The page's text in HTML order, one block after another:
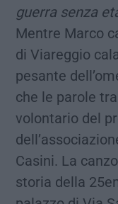
guerra senza
Mentre Marco
di Viareggio
pesante
che le parole
volontario del
Casini. La
storia della